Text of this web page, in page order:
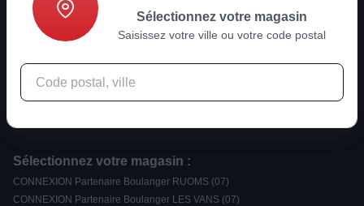
Informations
Nouvelles tendances ?
Rejoignez-nous
Sélectionnez votre magasin :
CONNEXION Partenaire Boulanger RUOMS (07)
CONNEXION Partenaire Boulanger LES VANS (07)
Sélectionnez votre magasin
Saisissez votre ville ou votre code postal